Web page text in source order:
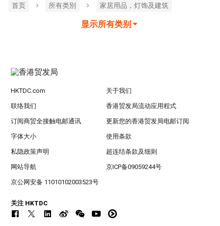
首页 所有类別 家居用品，灯饰及建筑
显示所有类别
HKTDC.com 关于我们
联络我们 香港贸发局流动应用程式
订阅商贸全接触电邮通讯 更新您的香港贸发局电邮订阅
字体大小 使用条款
私隐政策声明 超连结条款及细则
网站导航 京ICP备09059244号
京公网安备 11010102003523号
关注 HKTDC